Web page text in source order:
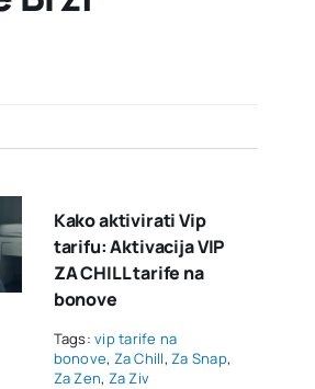
Kako aktivirati Vip
tarifu: Aktivacija VIP
ZA CHILL tarife na
bonove
Tags:vip tarife na
bonove, Za Chill,Za Snap,
Za Zen, Za Ziv